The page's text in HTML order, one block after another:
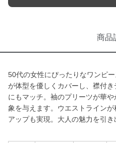
商品
50代の女性にぴったりなワンピ
が体型を優しくカバーし、襟付
にもマッチ。袖のプリーツが華
象を与えます。ウエストライン
アップも実現。大人の魅力を引き